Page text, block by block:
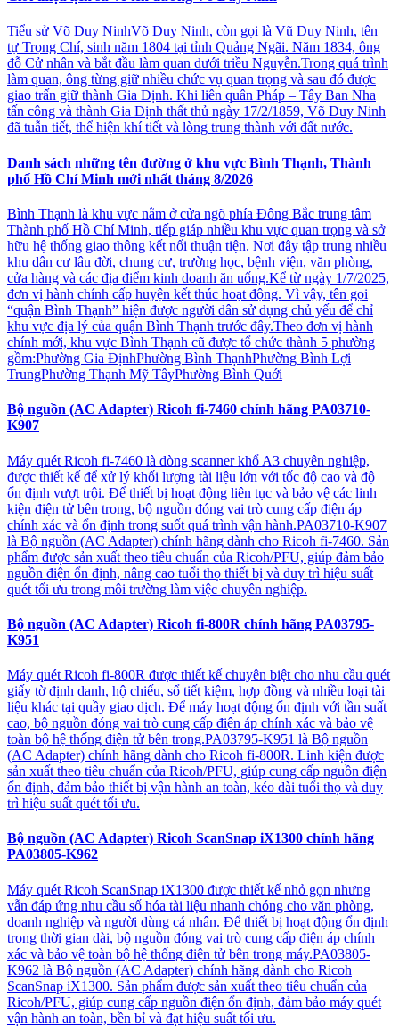
Tiểu sử Võ Duy NinhVõ Duy Ninh, còn gọi là Vũ Duy Ninh, tên
tự Trọng Chí, sinh năm 1804 tại tỉnh Quảng Ngãi. Năm 1834, ông
đỗ Cử nhân và bắt đầu làm quan dưới triều Nguyễn.Trong quá trình
làm quan, ông từng giữ nhiều chức vụ quan trọng và sau đó được
giao trấn giữ thành Gia Định. Khi liên quân Pháp – Tây Ban Nha
tấn công và thành Gia Định thất thủ ngày 17/2/1859, Võ Duy Ninh
đã tuẫn tiết, thể hiện khí tiết và lòng trung thành với đất nước.
Danh sách những tên đường ở khu vực Bình Thạnh, Thành
phố Hồ Chí Minh mới nhất tháng 8/2026
Bình Thạnh là khu vực nằm ở cửa ngõ phía Đông Bắc trung tâm
Thành phố Hồ Chí Minh, tiếp giáp nhiều khu vực quan trọng và sở
hữu hệ thống giao thông kết nối thuận tiện. Nơi đây tập trung nhiều
khu dân cư lâu đời, chung cư, trường học, bệnh viện, văn phòng,
cửa hàng và các địa điểm kinh doanh ăn uống.Kể từ ngày 1/7/2025,
đơn vị hành chính cấp huyện kết thúc hoạt động. Vì vậy, tên gọi
“quận Bình Thạnh” hiện được người dân sử dụng chủ yếu để chỉ
khu vực địa lý của quận Bình Thạnh trước đây.Theo đơn vị hành
chính mới, khu vực Bình Thạnh cũ được tổ chức thành 5 phường
gồm:Phường Gia ĐịnhPhường Bình ThạnhPhường Bình Lợi
TrungPhường Thạnh Mỹ TâyPhường Bình Quới
Bộ nguồn (AC Adapter) Ricoh fi-7460 chính hãng PA03710-
K907
Máy quét Ricoh fi-7460 là dòng scanner khổ A3 chuyên nghiệp,
được thiết kế để xử lý khối lượng tài liệu lớn với tốc độ cao và độ
ổn định vượt trội. Để thiết bị hoạt động liên tục và bảo vệ các linh
kiện điện tử bên trong, bộ nguồn đóng vai trò cung cấp điện áp
chính xác và ổn định trong suốt quá trình vận hành.PA03710-K907
là Bộ nguồn (AC Adapter) chính hãng dành cho Ricoh fi-7460. Sản
phẩm được sản xuất theo tiêu chuẩn của Ricoh/PFU, giúp đảm bảo
nguồn điện ổn định, nâng cao tuổi thọ thiết bị và duy trì hiệu suất
quét tối ưu trong môi trường làm việc chuyên nghiệp.
Bộ nguồn (AC Adapter) Ricoh fi-800R chính hãng PA03795-
K951
Máy quét Ricoh fi-800R được thiết kế chuyên biệt cho nhu cầu quét
giấy tờ định danh, hộ chiếu, sổ tiết kiệm, hợp đồng và nhiều loại tài
liệu khác tại quầy giao dịch. Để máy hoạt động ổn định với tần suất
cao, bộ nguồn đóng vai trò cung cấp điện áp chính xác và bảo vệ
toàn bộ hệ thống điện tử bên trong.PA03795-K951 là Bộ nguồn
(AC Adapter) chính hãng dành cho Ricoh fi-800R. Linh kiện được
sản xuất theo tiêu chuẩn của Ricoh/PFU, giúp cung cấp nguồn điện
ổn định, đảm bảo thiết bị vận hành an toàn, kéo dài tuổi thọ và duy
trì hiệu suất quét tối ưu.
Bộ nguồn (AC Adapter) Ricoh ScanSnap iX1300 chính hãng
PA03805-K962
Máy quét Ricoh ScanSnap iX1300 được thiết kế nhỏ gọn nhưng
vẫn đáp ứng nhu cầu số hóa tài liệu nhanh chóng cho văn phòng,
doanh nghiệp và người dùng cá nhân. Để thiết bị hoạt động ổn định
trong thời gian dài, bộ nguồn đóng vai trò cung cấp điện áp chính
xác và bảo vệ toàn bộ hệ thống điện tử bên trong máy.PA03805-
K962 là Bộ nguồn (AC Adapter) chính hãng dành cho Ricoh
ScanSnap iX1300. Sản phẩm được sản xuất theo tiêu chuẩn của
Ricoh/PFU, giúp cung cấp nguồn điện ổn định, đảm bảo máy quét
vận hành an toàn, bền bỉ và đạt hiệu suất tối ưu.